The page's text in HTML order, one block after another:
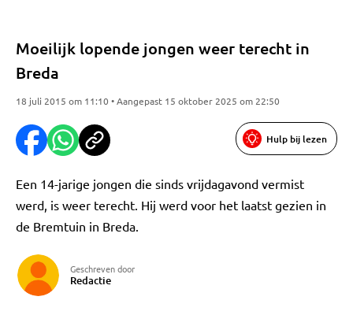
Moeilijk lopende jongen weer terecht in
Breda
18 juli 2015 om 11:10 • Aangepast 15 oktober 2025 om 22:50
Hulp bij lezen
Een 14-jarige jongen die sinds vrijdagavond vermist
werd, is weer terecht. Hij werd voor het laatst gezien in
de Bremtuin in Breda.
Geschreven door
Redactie